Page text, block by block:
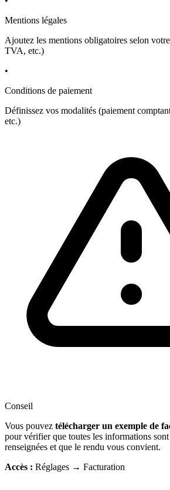
Mentions légales
Ajoutez les mentions obligatoires selon
TVA, etc.)
•
Conditions de paiement
Définissez vos modalités (paiement
etc.)
Conseil
Vous pouvez télécharger un exemple de
pour vérifier que toutes les informations
renseignées et que le rendu vous convient.
Accès : Réglages → Facturation